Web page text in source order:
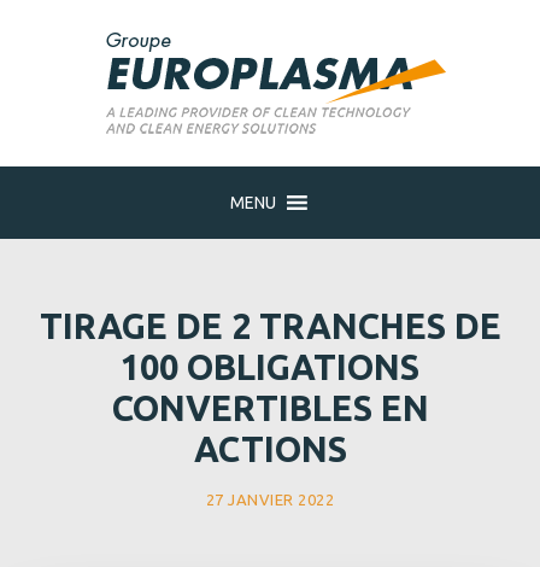
MENU
TIRAGE DE 2 TRANCHES DE
100 OBLIGATIONS
CONVERTIBLES EN
ACTIONS
27 JANVIER 2022